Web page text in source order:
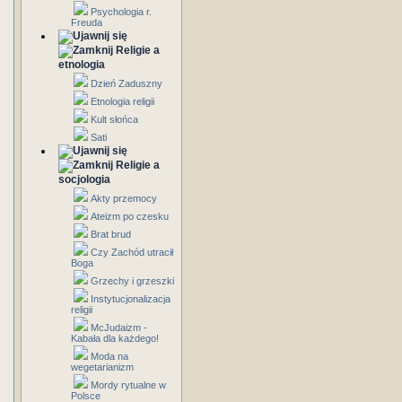
Psychologia r.
Freuda
Religie a
etnologia
Dzień Zaduszny
Etnologia religii
Kult słońca
Sati
Religie a
socjologia
Akty przemocy
Ateizm po czesku
Brat brud
Czy Zachód utracił
Boga
Grzechy i grzeszki
Instytucjonalizacja
religii
McJudaizm -
Kabała dla każdego!
Moda na
wegetarianizm
Mordy rytualne w
Polsce